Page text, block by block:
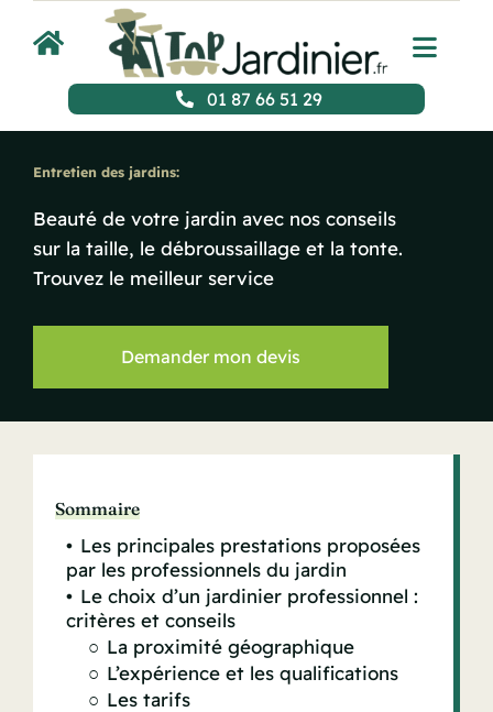
Accueil
Devis gratuit !
01 87 66 51 29
Entretien des jardins:
Beauté de votre jardin avec nos conseils
sur la taille, le débroussaillage et la tonte.
Trouvez le meilleur service
Demander mon devis
Sommaire
Les principales prestations proposées
par les professionnels du jardin
Le choix d’un jardinier professionnel :
critères et conseils
La proximité géographique
L’expérience et les qualifications
Les tarifs